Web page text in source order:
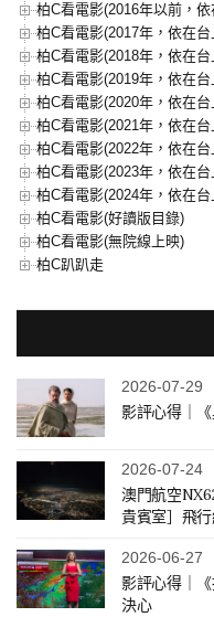
柏C看電影(2016年以前，
柏C看電影(2017年，依在
柏C看電影(2018年，依在
柏C看電影(2019年，依在
柏C看電影(2020年，依在
柏C看電影(2021年，依在
柏C看電影(2022年，依在
柏C看電影(2023年，依在
柏C看電影(2024年，依在
柏C看電影(好讀版目錄)
柏C看電影(無院線上映)
柏C趴趴走
2026-07-29
影評心得｜
2026-07-24
澳門航空
貴賓室］飛
2026-06-27
影評心得｜
決心